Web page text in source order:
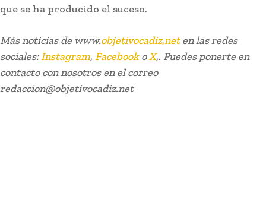
que se ha producido el suceso.
Más noticias de www.objetivocadiz,neten las redes
sociales:Instagram, FacebookoX,. Puedes ponerte en
contacto con nosotros en el correo
redaccion@objetivocadiz.net